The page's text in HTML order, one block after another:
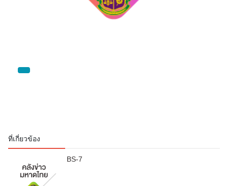
ที่เกี่ยวข้อง
BS-7